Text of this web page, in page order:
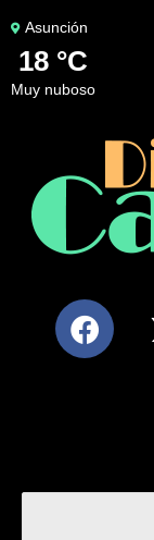
Asunción
18 °C
muy nuboso